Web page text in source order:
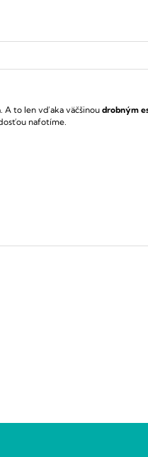
A to len vďaka väčšinou drobným
nafotíme.